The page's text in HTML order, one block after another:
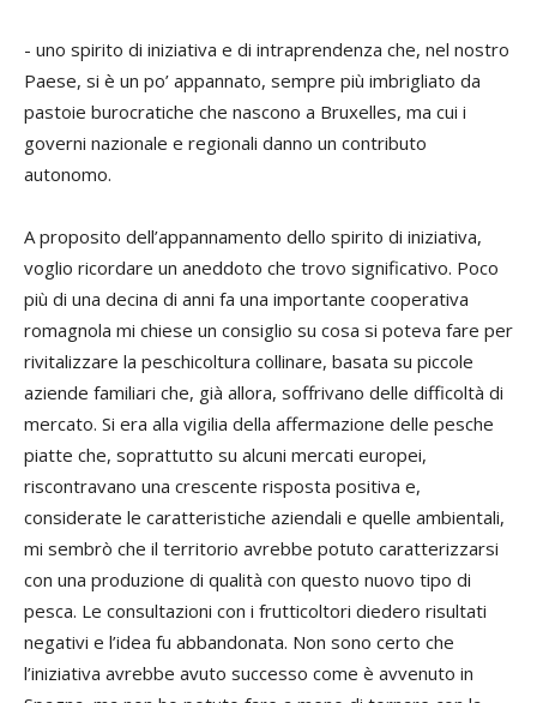
- uno spirito di iniziativa e di intraprendenza che, nel nostro
Paese, si è un po’ appannato, sempre più imbrigliato da
pastoie burocratiche che nascono a Bruxelles, ma cui i
governi nazionale e regionali danno un contributo
autonomo.
A proposito dell’appannamento dello spirito di iniziativa,
voglio ricordare un aneddoto che trovo significativo. Poco
più di una decina di anni fa una importante cooperativa
romagnola mi chiese un consiglio su cosa si poteva fare per
rivitalizzare la peschicoltura collinare, basata su piccole
aziende familiari che, già allora, soffrivano delle difficoltà di
mercato. Si era alla vigilia della affermazione delle pesche
piatte che, soprattutto su alcuni mercati europei,
riscontravano una crescente risposta positiva e,
considerate le caratteristiche aziendali e quelle ambientali,
mi sembrò che il territorio avrebbe potuto caratterizzarsi
con una produzione di qualità con questo nuovo tipo di
pesca. Le consultazioni con i frutticoltori diedero risultati
negativi e l’idea fu abbandonata. Non sono certo che
l’iniziativa avrebbe avuto successo come è avvenuto in